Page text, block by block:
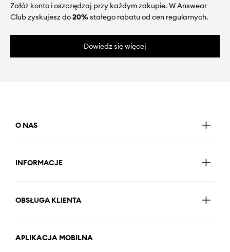
Załóż konto i oszczędzaj przy każdym zakupie. W Answear
Club zyskujesz do20%stałego rabatu od cen regularnych.
Dowiedz się więcej
O NAS
INFORMACJE
OBSŁUGA KLIENTA
APLIKACJA MOBILNA